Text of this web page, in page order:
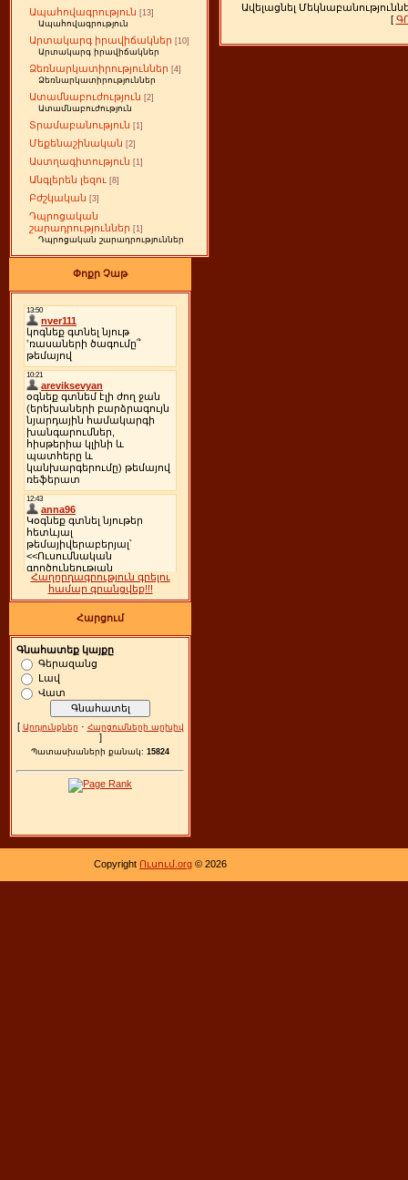
Ապահովագրություն [13]
Ապահովագրություն
Արտակարգ իրավիճակներ [10]
Արտակարգ իրավիճակներ
Ձեռնարկատիրություններ [4]
Ձեռնարկատիրություններ
Ատամնաբուժություն [2]
Ատամնաբուժություն
Տրամաբանություն [1]
Մեքենաշինական [2]
Աստղագիտություն [1]
Անգլերեն լեզու [8]
Բժշկական [3]
Դպրոցական
շարադրություններ [1]
Դպրոցական շարադրություններ
Փոքր Չաթ
Հաղորդագրություն գրելու
համար գրանցվեք!!!
Հարցում
Գնահատեք կայքը
Գերազանց
Լավ
Վատ
[ Արդյունքներ · Հարցումների արխիվ
]
Պատասխաների քանակ: 15824
Ավելացնել
[
Copyright Ուսում.org © 2026